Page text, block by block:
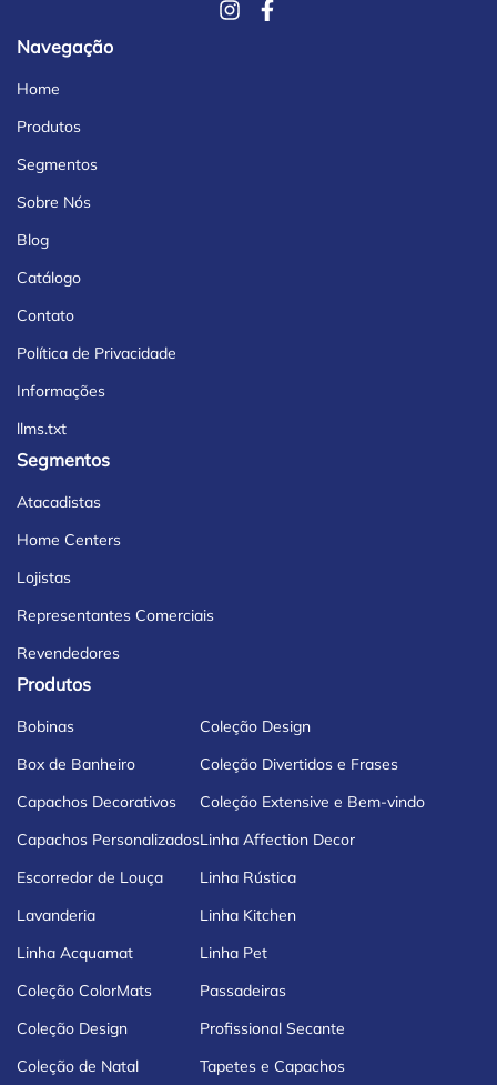
Navegação
Home
Produtos
Segmentos
Sobre Nós
Blog
Catálogo
Contato
Política de Privacidade
Informações
llms.txt
Segmentos
Atacadistas
Home Centers
Lojistas
Representantes Comerciais
Revendedores
Produtos
Bobinas
Box de Banheiro
Capachos Decorativos
Capachos Personalizados
Escorredor de Louça
Lavanderia
Linha Acquamat
Coleção ColorMats
Coleção Design
Coleção de Natal
Coleção Design
Coleção Divertidos e Frases
Coleção Extensive e Bem-vindo
Linha Affection Decor
Linha Rústica
Linha Kitchen
Linha Pet
Passadeiras
Profissional Secante
Tapetes e Capachos